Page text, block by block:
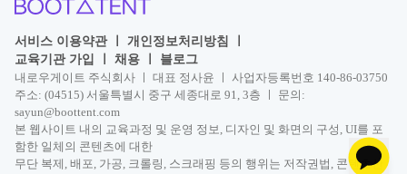
서비스 이용약관ㅣ 개인정보처리방침
교육기관 가입
채용
블로그
내로우게이트 주식회사 ㅣ 대표 정사윤 ㅣ 사업자등록번호 140-86-03750
주소: (04515) 서울특별시 중구 세종대로 91, 3층 ㅣ 문의:
sayun@boottent.com
본 웹사이트 내의 교육과정 및 운영 정보, 디자인 및 화면의 구성, UI를 포
함한 일체의 콘텐츠에 대한
무단 복제, 배포, 가공, 크롤링, 스크래핑 등의 행위는 저작권법, 콘텐츠산